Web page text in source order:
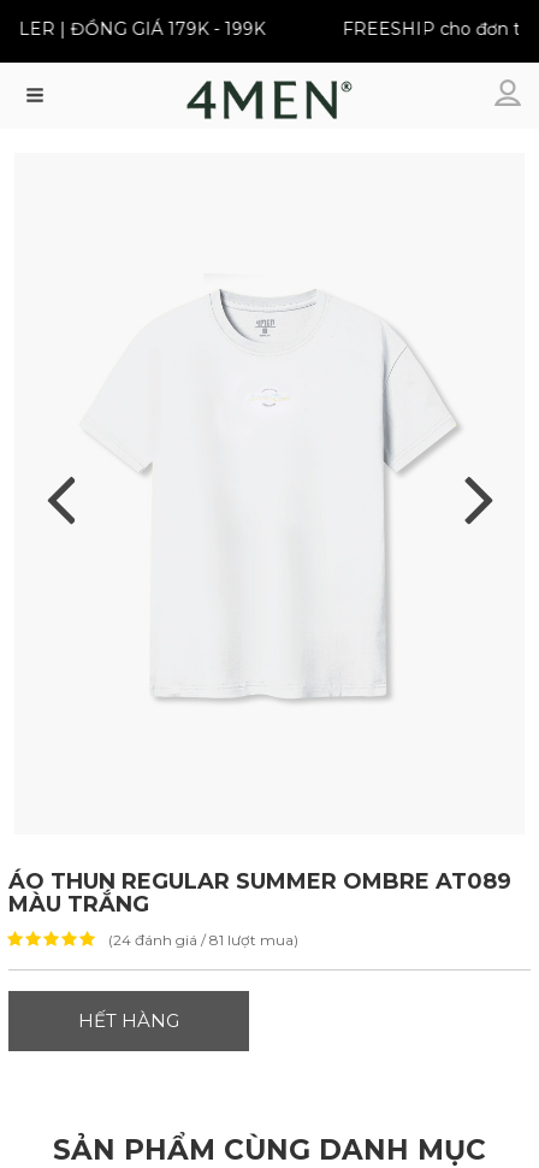
| ĐỒNG GIÁ 179K - 199K FREESHIP cho đơn từ
ÁO THUN REGULAR SUMMER OMBRE AT089
MÀU TRẮNG
(24 đánh giá / 81 lượt mua)
HẾT HÀNG
SẢN PHẨM CÙNG DANH MỤC